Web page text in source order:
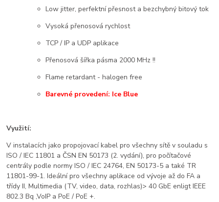
Low jitter, perfektní přesnost a bezchybný bitový tok
Vysoká přenosová rychlost
TCP/ IP a UDP aplikace
Přenosová šířka pásma 2000 MHz !!
Flame retardant - halogen free
Barevné provedení: Ice Blue
Využití:
V instalacích jako propojovací kabel pro všechny sítě v souladu s
ISO / IEC 11801 a ČSN EN 50173 (2. vydání), pro počítačové
centrály podle normy ISO / IEC 24764, EN 50173-5 a také TR
11801-99-1. Ideální pro všechny aplikace od vývoje až do FA a
třídy II, Multimedia (TV, video, data, rozhlas)> 40 GbE enligt IEEE
802.3 Bq ,VoIP a PoE / PoE +.